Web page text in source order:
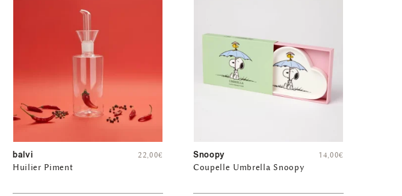
balvi
Huilier Piment
22,00€ Snoopy
Coupelle Umbrella Snoopy
14,00€